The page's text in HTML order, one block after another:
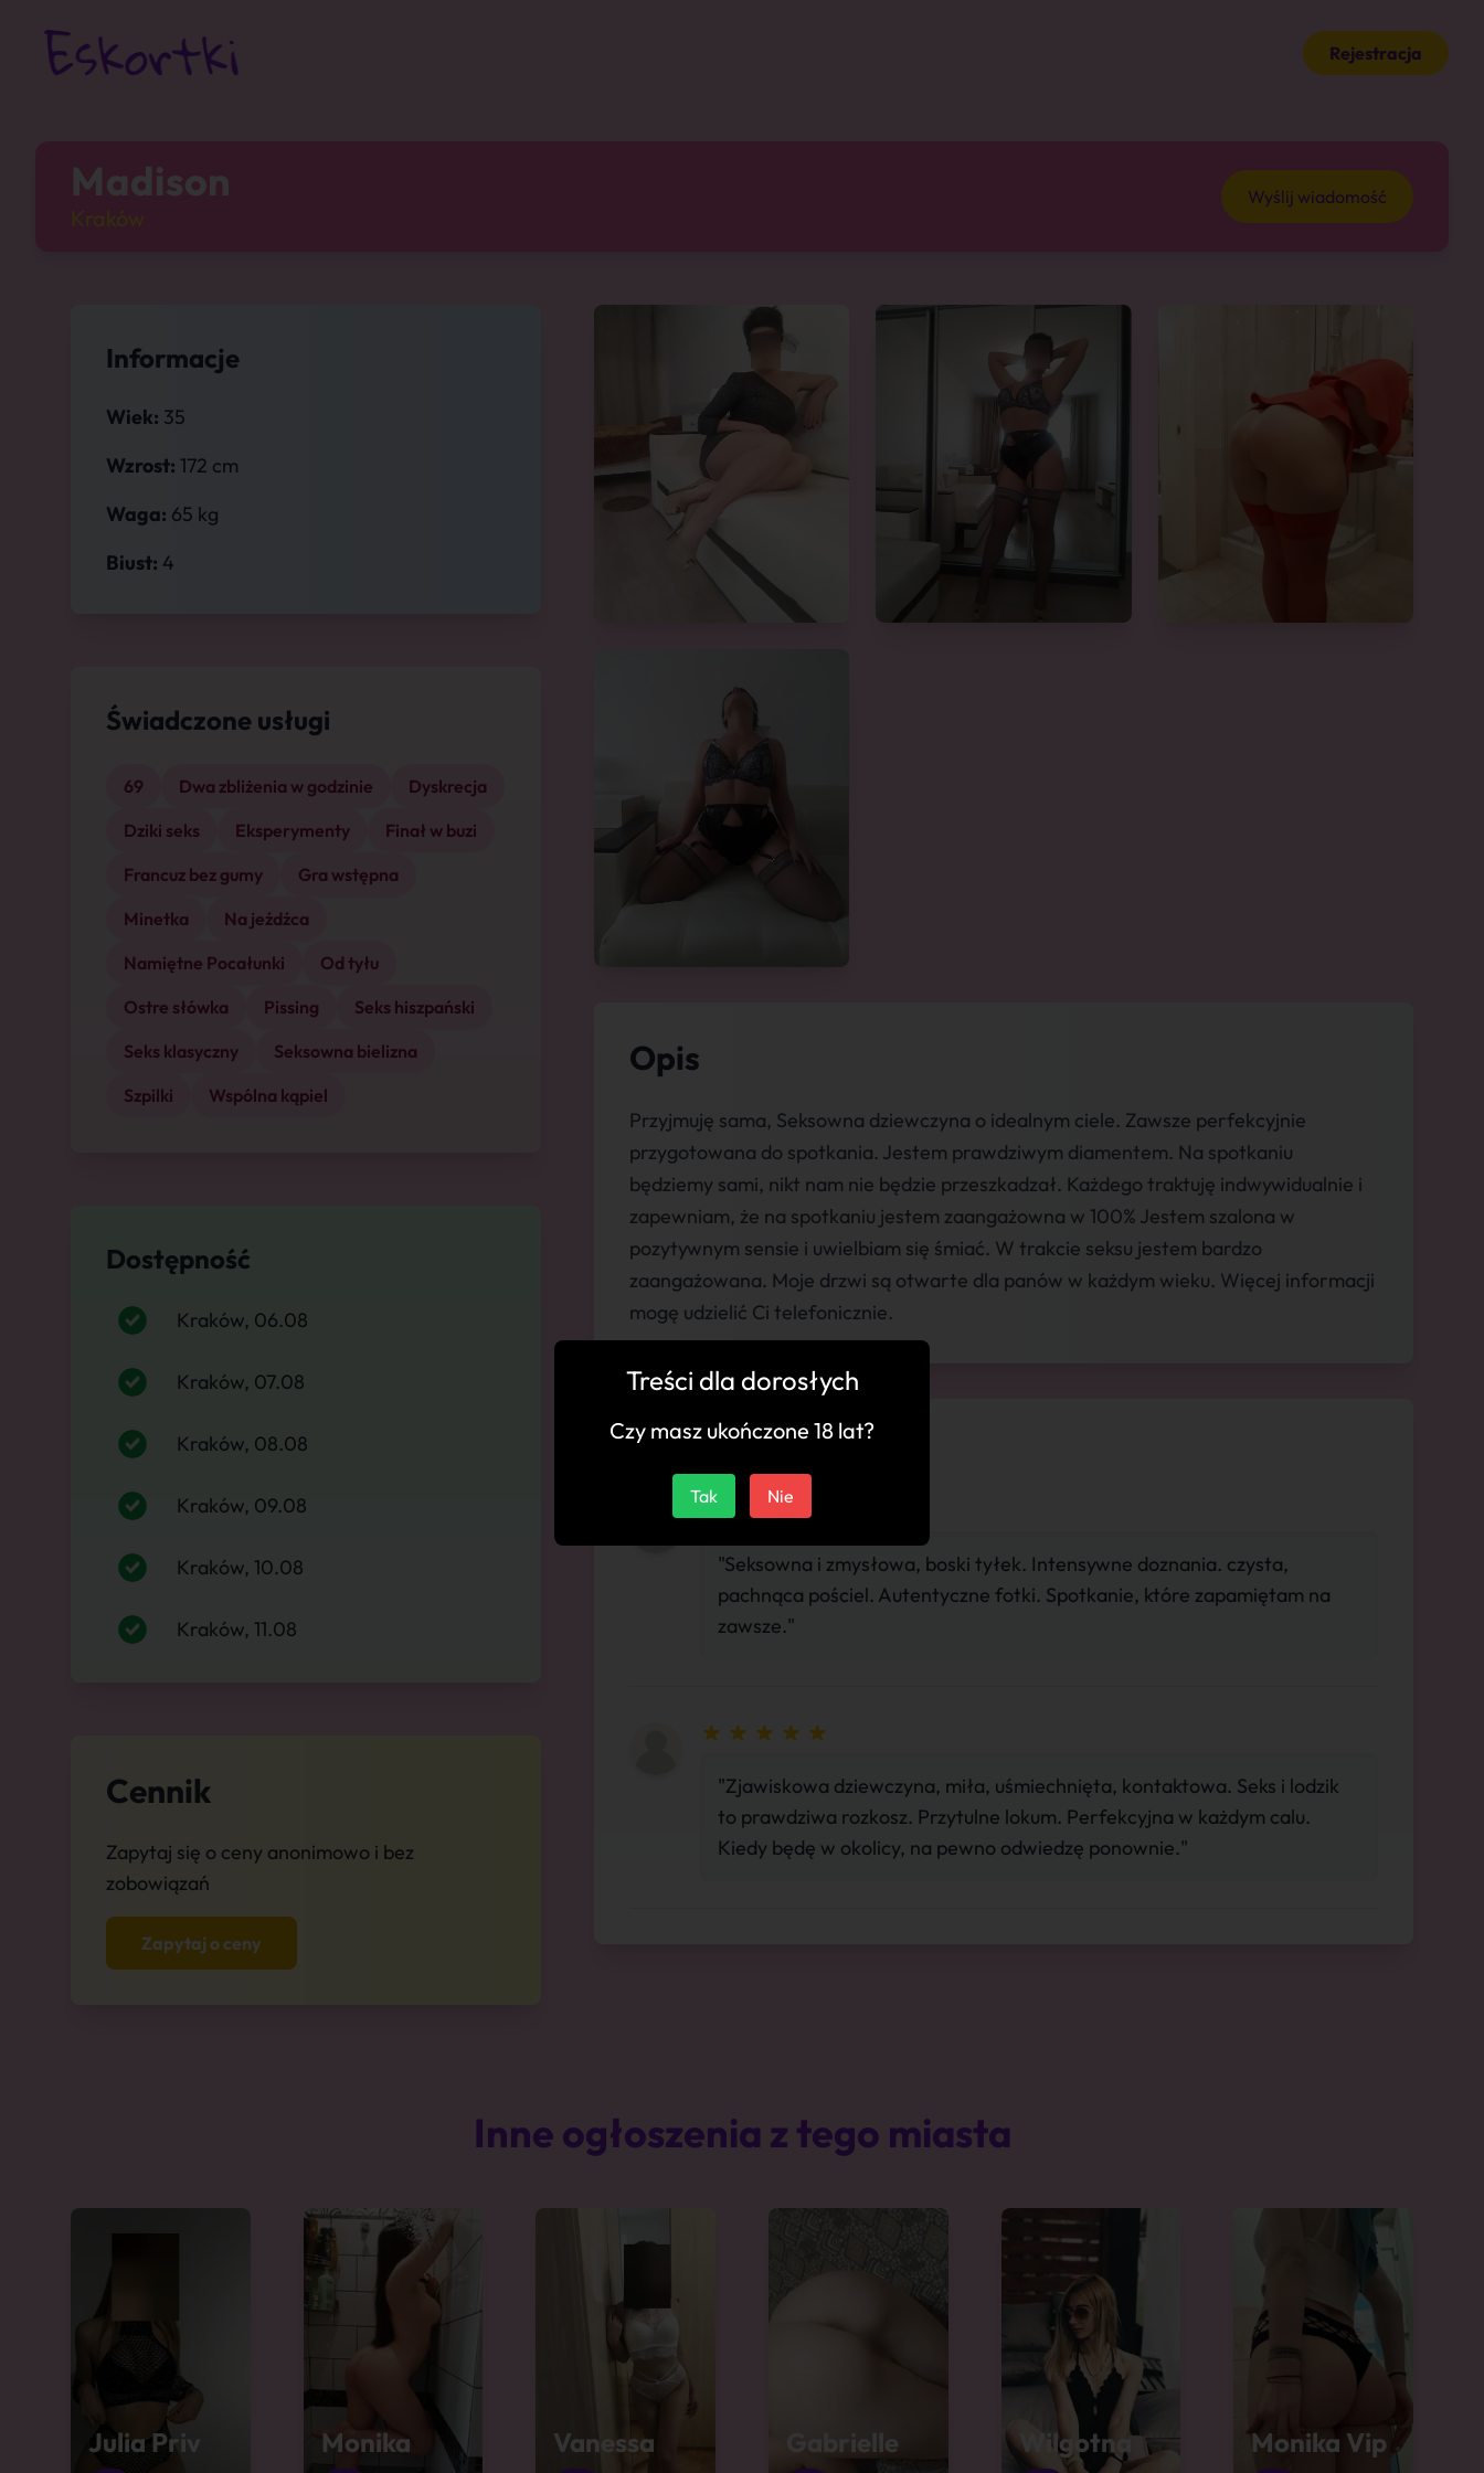
Rejestracja
Madison Wyślij wiadomość
Informacje
Wiek: 35
Wzrost: 172 cm
Waga: 65 kg
Biust: 4
Świadczone usługi
69 Dwa zbliżenia w godzinie
Dyskrecja
Dziki seks
Eksperymenty
Finał w buzi
Francuz bez gumy
Gra wstępna
Minetka
Na jeźdźca
Namiętne Pocałunki
Od tyłu
Ostre słówka
Pissing
Seks hiszpański
Seks klasyczny
Seksowna bielizna
Szpilki
Wspólna kąpiel
Dostępność
Kraków, 06.08
Kraków, 07.08
Kraków, 08.08
Kraków, 09.08
Kraków, 10.08
Kraków, 11.08
Cennik
Zapytaj się o ceny anonimowo i bez
zobowiązań
Zapytaj o ceny
Opis
Przyjmuję sama, Seksowna dziewczyna o idealnym ciele. Zawsze perfekcyjnie
przygotowana do spotkania. Jestem prawdziwym diamentem. Na spotkaniu
będziemy sami, nikt nam nie będzie przeszkadzał. Każdego traktuję indwywidualnie i
zapewniam, że na spotkaniu jestem zaangażowna w 100% Jestem szalona w
pozytywnym sensie i uwielbiam się śmiać. W trakcie seksu jestem bardzo
zaangażowana. Moje drzwi są otwarte dla panów w każdym wieku. Więcej informacji
mogę udzielić Ci telefonicznie.
💬 Komentarze
"Seksowna i zmysłowa, boski tyłek. Intensywne doznania. czysta,
pachnąca pościel. Autentyczne fotki. Spotkanie, które zapamiętam na
zawsze."
"Zjawiskowa dziewczyna, miła, uśmiechnięta, kontaktowa. Seks i lodzik
to prawdziwa rozkosz. Przytulne lokum. Perfekcyjna w każdym calu.
Kiedy będę w okolicy, na pewno odwiedzę ponownie."
Inne ogłoszenia z tego miasta
Julia Priv Monika Vanessa Gabrielle Wilgotna Monika Vip
Treści dla dorosłych
Czy masz ukończone 18 lat?
Tak Nie